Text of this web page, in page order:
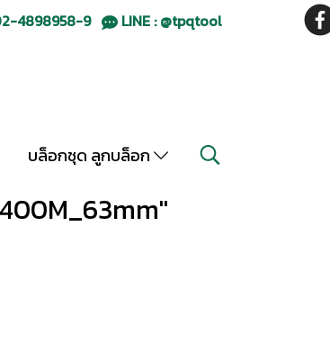
4898958-9 LINE : @tpqtool
บล็อกชุด ลูกบล็อก